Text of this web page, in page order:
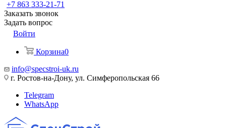
+7 863 333-21-71
Заказать звонок
Задать вопрос
Войти
Корзина0
info@specstroi-uk.ru
г. Ростов-на-Дону, ул. Симферопольская 66
Telegram
WhatsApp